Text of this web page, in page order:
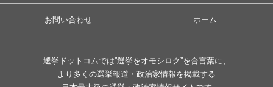
お問い合わせ ホーム
選挙ドットコムでは”選挙をオモシロク”を合言葉に、
より多くの選挙報道・政治家情報を掲載する